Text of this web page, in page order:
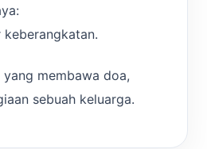
membawa doa,
sebuah keluarga.